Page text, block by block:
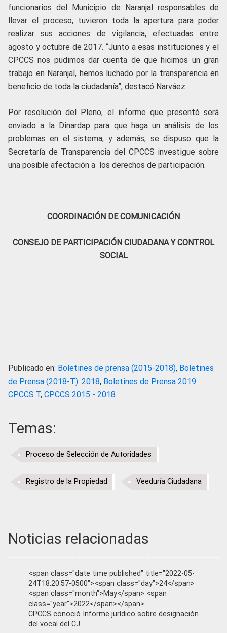
funcionarios del Municipio de Naranjal responsables de
llevar el proceso, tuvieron toda la apertura para poder
realizar sus acciones de vigilancia, efectuadas entre
agosto y octubre de 2017. “Junto a esas instituciones y el
CPCCS nos pudimos dar cuenta de que hicimos un gran
trabajo en Naranjal, hemos luchado por la transparencia en
beneficio de toda la ciudadanía”, destacó Narváez.
Por resolución del Pleno, el informe que presentó será
enviado a la Dinardap para que haga un análisis de los
problemas en el sistema; y además, se dispuso que la
Secretaría de Transparencia del CPCCS investigue sobre
una posible afectación a los derechos de participación.
COORDINACIÓN DE COMUNICACIÓN
CONSEJO DE PARTICIPACIÓN CIUDADANA Y CONTROL
SOCIAL
Publicado en: Boletines de prensa (2015-2018), Boletines
de Prensa (2018-T): 2018, Boletines de Prensa 2019
CPCCS T, CPCCS 2015 - 2018
Temas:
Proceso de Selección de Autoridades
Registro de la Propiedad Veeduría Ciudadana
Noticias relacionadas
<span class="date time published" title="2022-05-
24T18:20:57-0500"><span class="day">24</span>
<span class="month">May</span> <span
class="year">2022</span></span>
CPCCS conoció Informe jurídico sobre designación
del vocal del CJ